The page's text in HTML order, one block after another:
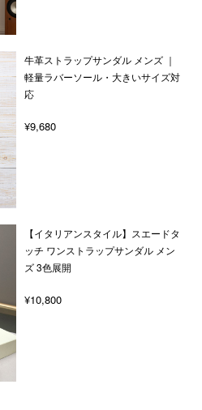
牛革ストラップサンダル メンズ ｜
軽量ラバーソール・大きいサイズ対
応
¥9,680
【イタリアンスタイル】スエードタ
ッチ ワンストラップサンダル メン
ズ 3色展開
¥10,800